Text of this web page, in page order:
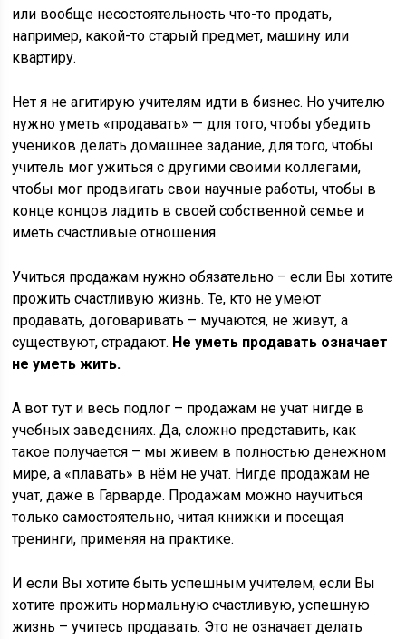
или вообще несостоятельность что-то продать,
например, какой-то старый предмет, машину или
квартиру.
Нет я не агитирую учителям идти в бизнес. Но учителю
нужно уметь «продавать» — для того, чтобы убедить
учеников делать домашнее задание, для того, чтобы
учитель мог ужиться с другими своими коллегами,
чтобы мог продвигать свои научные работы, чтобы в
конце концов ладить в своей собственной семье и
иметь счастливые отношения.
Учиться продажам нужно обязательно – если Вы хотите
прожить счастливую жизнь. Те, кто не умеют
продавать, договаривать – мучаются, не живут, а
существуют, страдают. Не уметь продавать означает
не уметь жить.
А вот тут и весь подлог – продажам не учат нигде в
учебных заведениях. Да, сложно представить, как
такое получается – мы живем в полностью денежном
мире, а «плавать» в нём не учат. Нигде продажам не
учат, даже в Гарварде. Продажам можно научиться
только самостоятельно, читая книжки и посещая
тренинги, применяя на практике.
И если Вы хотите быть успешным учителем, если Вы
хотите прожить нормальную счастливую, успешную
жизнь – учитесь продавать. Это не означает делать